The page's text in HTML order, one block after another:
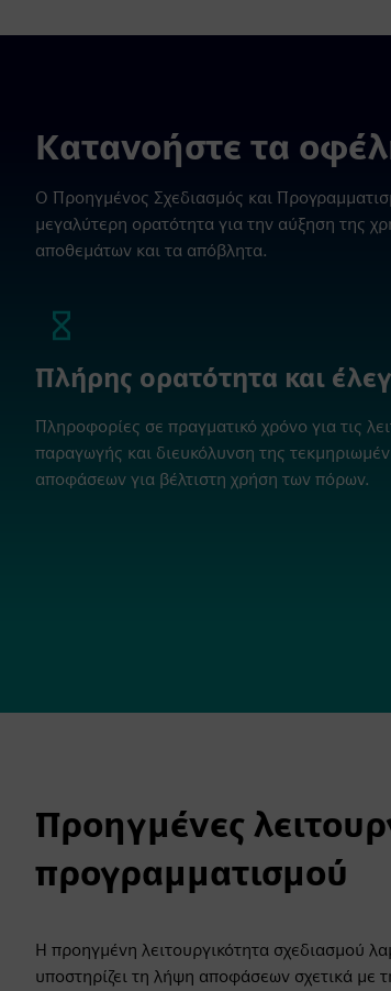
Κατανοήστε τα
Ο Προηγμένος Σχεδιασμός και
μεγαλύτερη ορατότητα για την αύξηση της
αποθεμάτων και τα απόβλητα.
Πλήρης ορατότητα και
Πληροφορίες σε πραγματικό χρόνο για τις
παραγωγής και διευκόλυνση της
αποφάσεων για βέλτιστη χρήση των πόρων.
Προηγμένες
προγραμματισμού
Η προηγμένη λειτουργικότητα σχεδιασμού
υποστηρίζει τη λήψη αποφάσεων σχετικά με